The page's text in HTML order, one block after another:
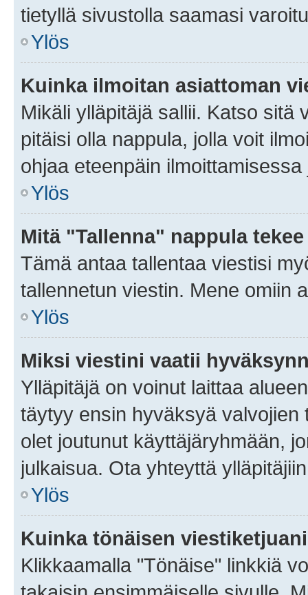
tietyllä sivustolla saamasi
Ylös
Kuinka ilmoitan asiattoman
Mikäli ylläpitäjä sallii. Katso sitä
pitäisi olla nappula, jolla voit
ohjaa eteenpäin
Ylös
Mitä "Tallenna" nappula
Tämä antaa tallentaa viestisi
tallennetun viestin. Mene omiin
Ylös
Miksi viestini vaatii
Ylläpitäjä on voinut laittaa
täytyy ensin hyväksyä
olet joutunut käyttäjäryhmään,
julkaisua. Ota yhteyttä
Ylös
Kuinka tönäisen
Klikkaamalla "Tönäise" linkkiä